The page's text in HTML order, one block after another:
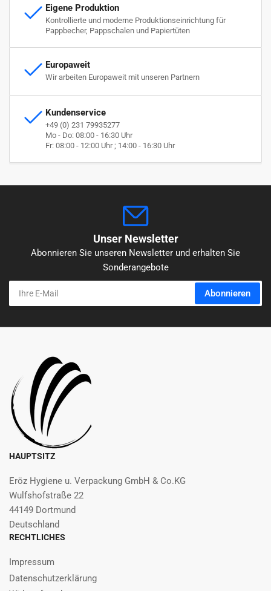
Eigene Produktion
Kontrollierte und moderne Produktionseinrichtung für
Pappbecher, Pappschalen und Papiertüten
Europaweit
Wir arbeiten Europaweit mit unseren Partnern
Kundenservice
+49 (0) 231 79935277
Mo - Do: 08:00 - 16:30 Uhr
Fr: 08:00 - 12:00 Uhr ; 14:00 - 16:30 Uhr
Unser Newsletter
Abonnieren Sie unseren Newsletter und erhalten Sie
Sonderangebote
Ihre
Mail
Abonnieren
HAUPTSITZ
Eröz Hygiene u. Verpackung GmbH & Co.KG
Wulfshofstraße 22
44149 Dortmund
Deutschland
RECHTLICHES
Impressum
Datenschutzerklärung